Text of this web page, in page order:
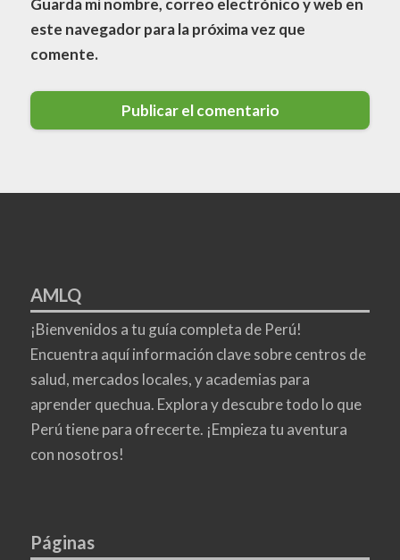
Guarda mi nombre, correo electrónico y web en
este navegador para la próxima vez que
comente.
AMLQ
¡Bienvenidos a tu guía completa de Perú!
Encuentra aquí información clave sobre centros de
salud, mercados locales, y academias para
aprender quechua. Explora y descubre todo lo que
Perú tiene para ofrecerte. ¡Empieza tu aventura
con nosotros!
Páginas